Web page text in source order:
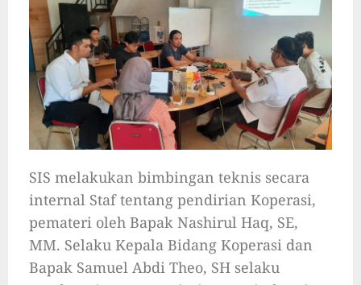
SIS melakukan bimbingan teknis secara
internal Staf tentang pendirian Koperasi,
pemateri oleh Bapak Nashirul Haq, SE,
MM. Selaku Kepala Bidang Koperasi dan
Bapak Samuel Abdi Theo, SH selaku